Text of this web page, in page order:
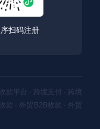
扫码注册
款平台 · 跨境支付 · 跨境
款 · 外贸B2B收款 · 外贸